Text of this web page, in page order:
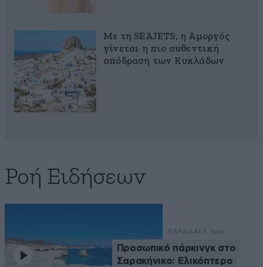
Με τη SEAJETS, η Αμοργός
γίνεται η πιο αυθεντική
απόδραση των Κυκλάδων
Ροή Ειδήσεων
ΕΛΛΑΔΑ 1 λ. πριν
Προσωπικό πάρκινγκ στο
Σαρακήνικο: Ελικόπτερο